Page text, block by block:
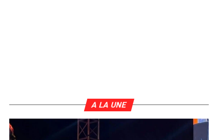
A LA UNE